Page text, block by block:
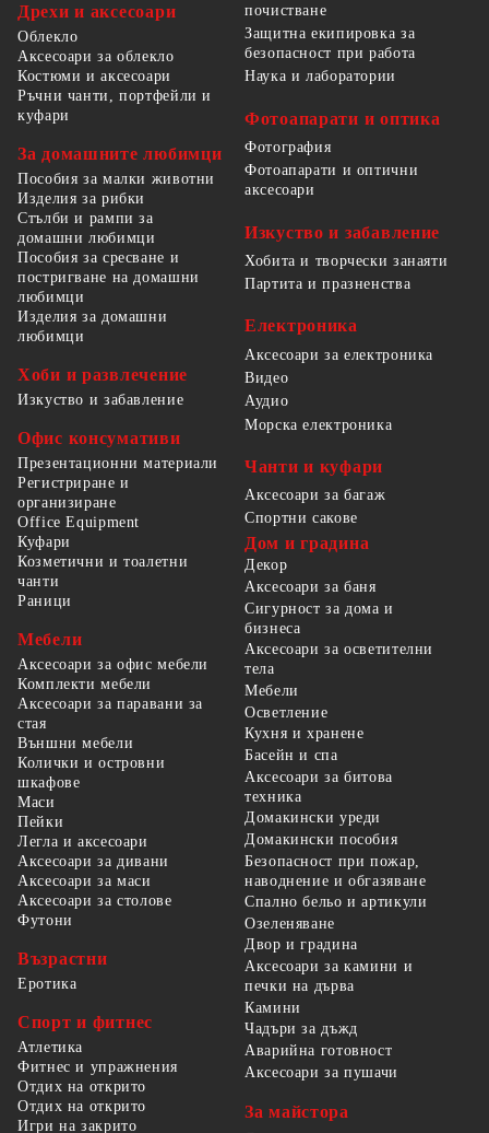
Дрехи и аксесоари
Облекло
Аксесоари за облекло
Костюми и аксесоари
Ръчни чанти, портфейли и
куфари
За домашните любимци
Пособия за малки животни
Изделия за рибки
Стълби и рампи за
домашни любимци
Пособия за сресване и
постригване на домашни
любимци
Изделия за домашни
любимци
Хоби и развлечение
Изкуство и забавление
Офис консумативи
Презентационни материали
Регистриране и
организиране
Office Equipment
почистване
Защитна екипировка за
безопасност при работа
Наука и лаборатории
Фотоапарати и оптика
Фотография
Фотоапарати и оптични
аксесоари
Изкуство и забавление
Хобита и творчески занаяти
Партита и празненства
Електроника
Аксесоари за електроника
Видео
Аудио
Морска електроника
Чанти и куфари
Аксесоари за багаж
Спортни сакове
Куфари
Козметични и тоалетни
чанти
Раници
Мебели
Аксесоари за офис мебели
Комплекти мебели
Аксесоари за паравани за
стая
Външни мебели
Колички и островни
шкафове
Маси
Пейки
Легла и аксесоари
Аксесоари за дивани
Аксесоари за маси
Аксесоари за столове
Футони
Възрастни
Еротика
Спорт и фитнес
Атлетика
Фитнес и упражнения
Отдих на открито
Отдих на открито
Игри на закрито
Дом и градина
Декор
Аксесоари за баня
Сигурност за дома и
бизнеса
Аксесоари за осветителни
тела
Мебели
Осветление
Кухня и хранене
Басейн и спа
Аксесоари за битова
техника
Домакински уреди
Домакински пособия
Безопасност при пожар,
наводнение и обгазяване
Спално бельо и артикули
Озеленяване
Двор и градина
Аксесоари за камини и
печки на дърва
Камини
Чадъри за дъжд
Аварийна готовност
Аксесоари за пушачи
За майстора